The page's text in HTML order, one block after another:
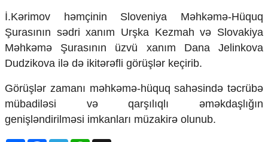
Əmək və sosial siyasət
Kənd təsərrüfatı
Hərbi sənaye
Telekommunikasiya və nəqliyyat
COP29
Cəmiyyət
Crossmedia.az - 1 yaş
Siyasət
İ.Kərimov həmçinin Sloveniya Məhkəmə-Hüquq
Şurasının sədri xanım Urşka Kezmah və Slovakiya
Məhkəmə Şurasının üzvü xanım Dana Jelinkova
Dudzikova ilə də ikitərəfli görüşlər keçirib.
Görüşlər zamanı məhkəmə-hüquq sahəsində təcrübə
mübadiləsi və qarşılıqlı əməkdaşlığın
genişləndirilməsi imkanları müzakirə olunub.